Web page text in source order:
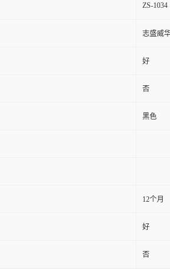
ZS-1034
志盛威
好
否
黑色
12个月
好
否